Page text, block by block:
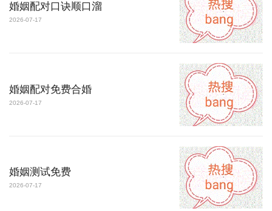
婚姻配对口诀顺口溜
2026-07-17
婚姻配对免费合婚
2026-07-17
婚姻测试免费
2026-07-17